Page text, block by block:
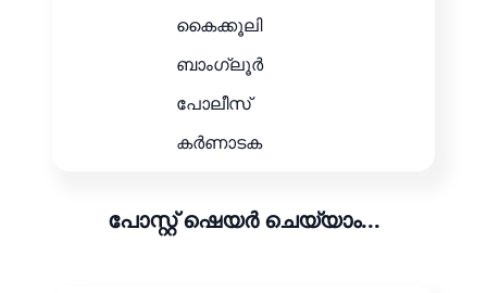
കൈക്കൂലി
ബാംഗ്ലൂർ
പോലീസ്
കർണാടക
പോസ്റ്റ് ഷെയർ ചെയ്യാം...